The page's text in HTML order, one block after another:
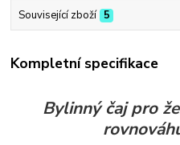
Související zboží 5
Kompletní specifikace
Bylinný čaj pro